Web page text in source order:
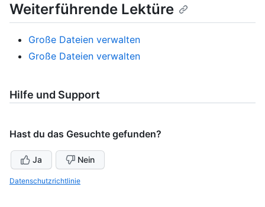
Weiterführende Lektüre
Große Dateien verwalten
Große Dateien verwalten
Hilfe und Support
Hast du das Gesuchte gefunden?
Ja Nein
Datenschutzrichtlinie